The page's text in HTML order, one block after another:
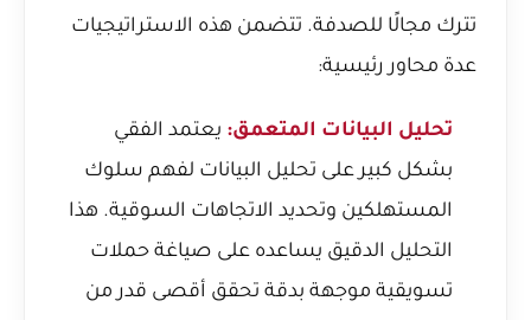
تترك مجالًا للصدفة. تتضمن هذه الاستراتيجيات
عدة محاور رئيسية:
تحليل البيانات المتعمق: يعتمد الفقي
بشكل كبير على تحليل البيانات لفهم سلوك
المستهلكين وتحديد الاتجاهات السوقية. هذا
التحليل الدقيق يساعده على صياغة حملات
تسويقية موجهة بدقة تحقق أقصى قدر من